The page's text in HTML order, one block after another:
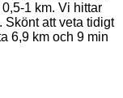
1 km. Vi hittar
Skönt att veta tidigt
6,9 km och 9 min